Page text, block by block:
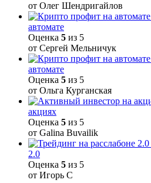
от Олег Шендригайлов
автомате
Оценка 5 из 5
от Сергей Мельничук
автомате
Оценка 5 из 5
от Ольга Курганская
акциях
Оценка 5 из 5
от Galina Buvailik
2.0
Оценка 5 из 5
от Игорь С